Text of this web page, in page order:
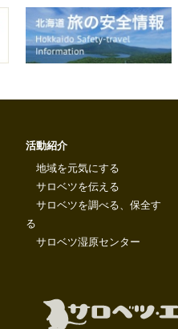
活動紹介
地域を元気にする
サロベツを伝える
サロベツを調べる、保全す
る
サロベツ湿原センター